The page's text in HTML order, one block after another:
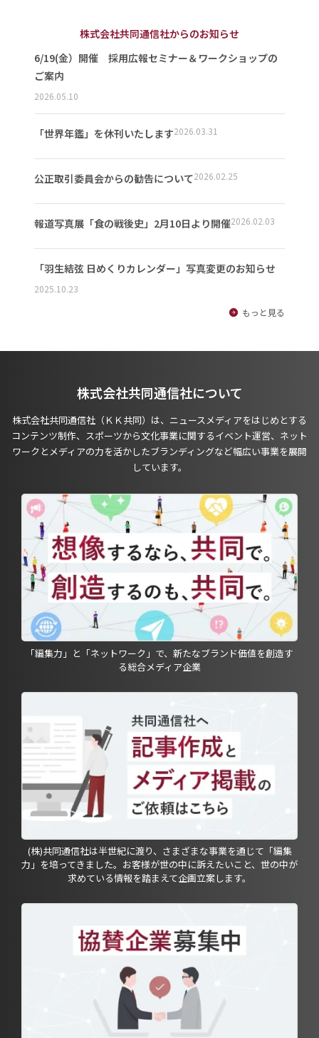
株式会社共同通信社からのお知らせ
6/19(金）開催 採用広報セミナー＆ワークショップの
ご案内
2026.05.10
「世界年鑑」を休刊いたします2026.03.31
公正取引委員会からの勧告について2026.02.25
報道写真展「食の戦後史」2月10日より開催2026.02.03
「羽生結弦 日めくりカレンダー」写真変更のお知らせ
2025.10.23
もっと見る
株式会社共同通信社について
株式会社共同通信社（ＫＫ共同）は、ニュースメディアをはじめとする
コンテンツ制作、スポーツから文化事業に関するイベント運営、ネット
ワークとメディアの力を活かしたブランディングなど幅広い事業を展開
しています。
「編集力」と「ネットワーク」で、新たなブランド価値を創造す
る総合メディア企業
(株)共同通信社は半世紀に渡り、さまざまな事業を通じて「編集
力」を培ってきました。お客様が世の中に訴えたいこと、世の中が
求めている情報を踏まえて企画立案します。